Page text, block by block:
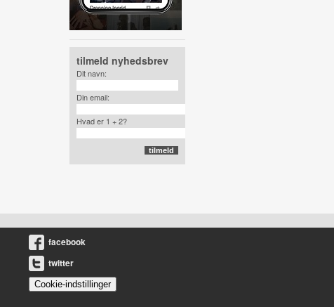
tilmeld nyhedsbrev
Dit navn:
Din email:
Hvad er 1 + 2?
facebook
twitter
Cookie-indstillinger